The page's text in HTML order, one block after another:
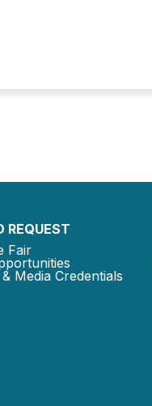
REQUEST
Fair
Media Credentials